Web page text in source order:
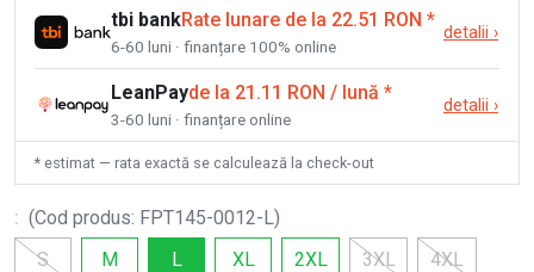
tbi bankRate lunare de la 22.51 RON *
6-60 luni · finanțare 100% online
detalii ›
LeanPayde la 21.11 RON / lună *
3-60 luni · finanțare online
detalii ›
* estimat — rata exactă se calculează la check-out
: (Cod produs: FPT145-0012-L)
S
M L XL 2XL 3XL 4XL